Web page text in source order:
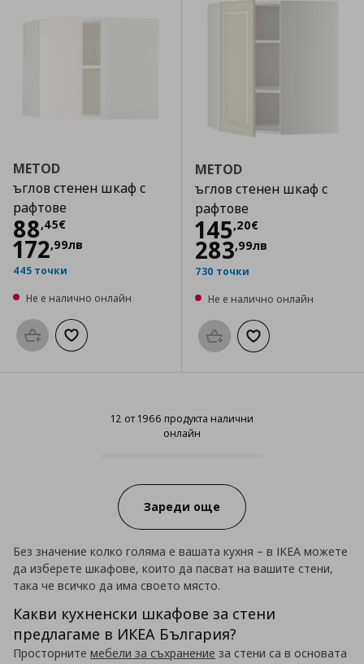
METOD
ъглов стенен шкаф с
рафтове
88,45€
Цена
172,99лв
445 точки
Не е налично онлайн
Προσθήκη στο καλάθι
Добави към списъка с любими
METOD
ъглов стенен шкаф с
рафтове
145,20€
Цена
283,99лв
730 точки
Не е налично онлайн
Προσθήκη στο καλάθι
Добави към
12 от 1966 продукта налични
онлайн
12 от 1966 продукта налични
Зареди още
Без значение колко голяма е вашата кухня – в IKEA можете
да изберете шкафове, които да пасват на вашите стени,
така че всичко да има своето място.
Какви кухненски шкафове за стени
предлагаме в ИКЕА България?
Просторните мебели за съхранение за стени са в основата